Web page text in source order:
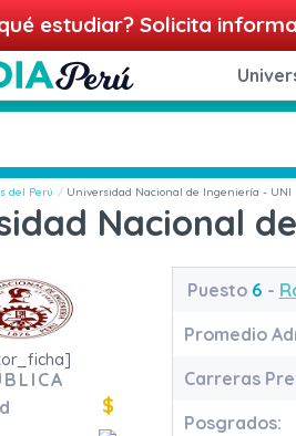
estudiar? Solicita
del Perú Universidad Nacional de Ingeniería - UNI
Nacional
$
Puesto 6 -
Promedio
Carreras
Posgrados: